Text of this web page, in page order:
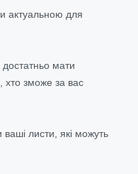
актуальною для
мати
хто зможе за вас
листи, які можуть